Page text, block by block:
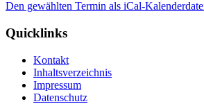
Den gewählten Termin als iCal-
Quicklinks
Kontakt
Inhaltsverzeichnis
Impressum
Datenschutz